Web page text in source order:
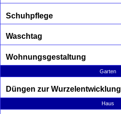
Schuhpflege
Waschtag
Wohnungsgestaltung
Garten
Düngen zur Wurzelentwicklung
Haus